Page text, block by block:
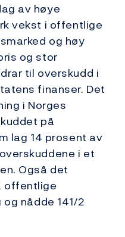
av høye
vekst i offentlige
og høy
og stor
til overskudd i
finanser. Det
i Norges
på
lag 14 prosent av
i et
Også det
offentlige
nådde 141/2